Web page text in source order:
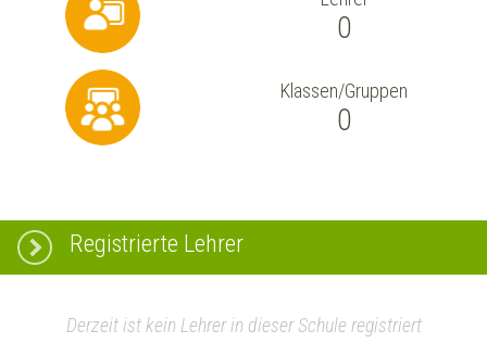
0
Klassen/Gruppen
0
Registrierte Lehrer
Derzeit ist kein Lehrer in dieser Schule registriert